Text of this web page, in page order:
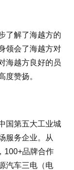
了解了海越方的
领会了海越方对
海越方良好的员
度赞扬。
国第五大工业城
服务企业。从
100+品牌合作
汽车三电（电